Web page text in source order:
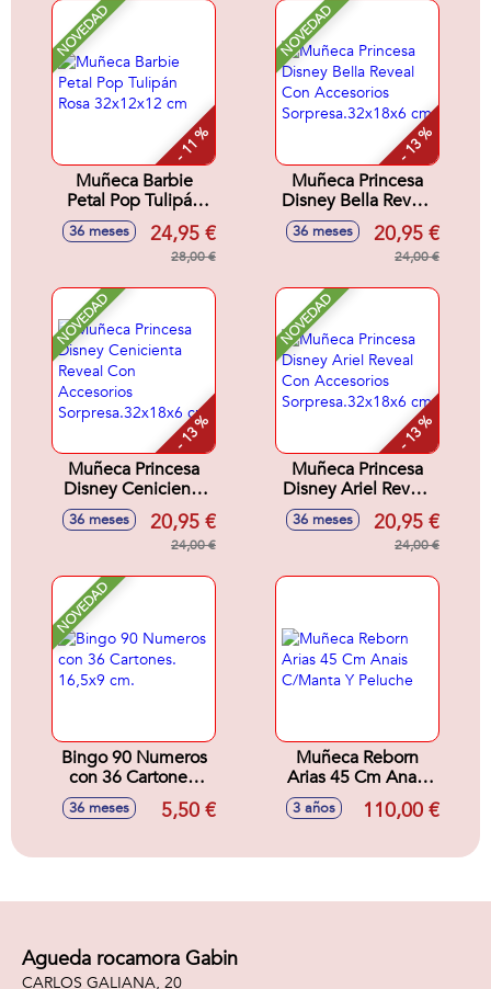
NOVEDAD
- 11 %
Muñeca Barbie
Petal Pop Tulipán
Rosa 32x12x12 cm
36 meses 24,95 €
28,00 €
NOVEDAD
- 13 %
Muñeca Princesa
Disney Bella Reveal
Con Accesorios
Sorpresa.32x18x6
36 meses 20,95 €
24,00 €
NOVEDAD
- 13 %
Muñeca Princesa
Disney Cenicienta
Reveal Con
Accesorios
Sorpresa.32x18x6
36 meses 20,95 €
24,00 €
NOVEDAD
- 13 %
Muñeca Princesa
Disney Ariel Reveal
Con Accesorios
Sorpresa.32x18x6
36 meses 20,95 €
24,00 €
NOVEDAD
Bingo 90 Numeros
con 36 Cartones.
16,5x9 cm.
36 meses 5,50 €
Muñeca Reborn
Arias 45 Cm Anais
C/Manta Y Peluche
3 años 110,00 €
Agueda rocamora Gabin
CARLOS GALIANA, 20